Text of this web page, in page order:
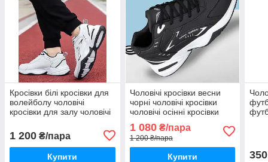
Кросівки білі кросівки для
волейболу чоловічі
кросівки для залу чоловічі
1 200 ₴/пара
Купити
Чоловічі кросівки весни
чорні чоловічі кросівки
чоловічі осінні кросівки
1 080₴/пара
1 200 ₴/пара
Купити 350